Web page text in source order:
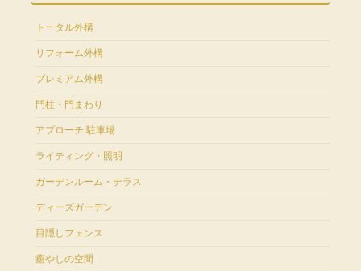
トータル外構
リフォーム外構
プレミアム外構
門柱・門まわり
アプローチ 駐車場
ライティング・照明
ガーデンルーム・テラス
ディーズガーデン
目隠しフェンス
癒やしの空間